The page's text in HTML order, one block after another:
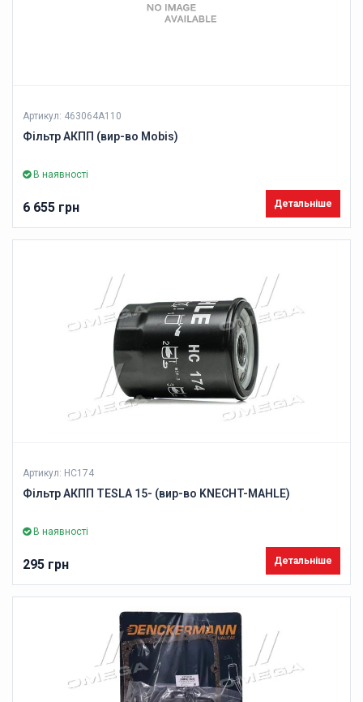
Артикул: 463064A110
Фільтр АКПП (вир-во Mobis)
В наявності
6 655 грн Детальніше
Артикул: HC174
Фільтр АКПП TESLA 15- (вир-во KNECHT-MAHLE)
В наявності
295 грн Детальніше